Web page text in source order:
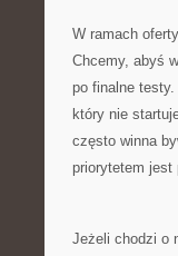
W ramach
Chcemy, abyś
po finalne
który nie
często winna
priorytetem jest
Jeżeli chodzi o